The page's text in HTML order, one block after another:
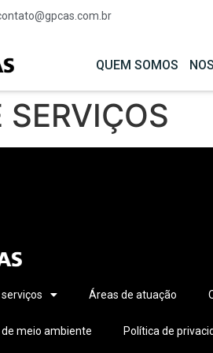
QUEM SOMOS
SERVIÇOS
serviços Áreas de atuação
de meio ambiente Política de